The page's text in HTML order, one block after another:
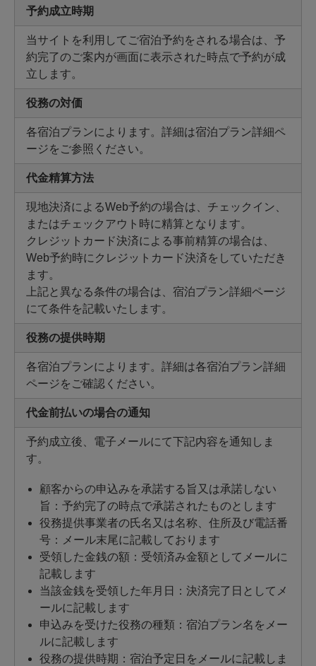
予約成立時期
当サイトを利用してご宿泊予約をされる場合は、予
約完了のご案内が画面に表示された時点で予約が成
立します。
役務の対価
各宿泊プランによります。詳細は宿泊プラン詳細ペ
ージをご参照ください。
代金精算方法
現地決済によるWeb予約の場合は、チェックイン、
またはチェックアウト時に精算となります。
クレジットカード決済による事前精算の場合は、
Web予約時にクレジットカード決済をしていただき
ます。
上記と異なる条件の場合は、宿泊プラン詳細ページ
にて条件を記載いたします。
役務の提供時期
各宿泊プランによります。詳細は各宿泊プラン詳細
ページをご確認ください。
代金前払いの場合の通知
予約成立後、電子メールにて下記内容を通知しま
す。
顧客からの申込みを承諾する旨又は承諾しない
旨：予約完了の時点で承諾されたものとします
役務提供事業者の氏名又は名称、住所及び電話番
号：メール末尾に記載しております
受領した金銭の額：受領済み金額としてメールに
記載します
当該金銭を受領した年月日：決済完了日としてメ
ールに記載します
申込みを受けた役務の種類：宿泊プラン名をメー
ルに記載します
役務の提供時期：宿泊予定日をメールに記載しま